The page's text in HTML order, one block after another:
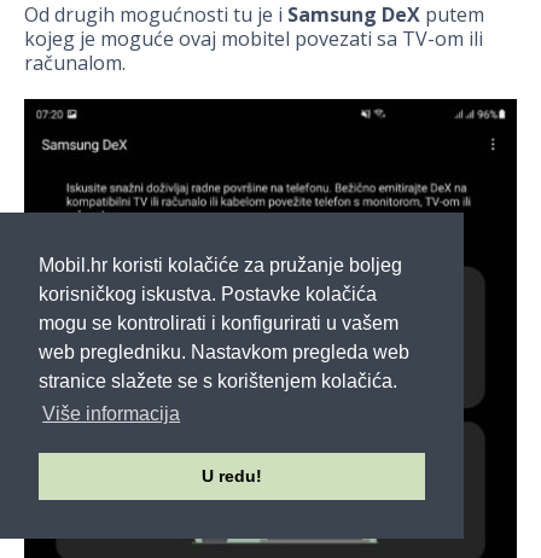
Mobil.hr koristi kolačiće za pružanje boljeg
korisničkog iskustva. Postavke kolačića
mogu se kontrolirati i konfigurirati u vašem
web pregledniku. Nastavkom pregleda web
stranice slažete se s korištenjem kolačića.
Više informacija
U redu!
Od drugih mogućnosti tu je i Samsung DeX putem
kojeg je moguće ovaj mobitel povezati sa TV-om ili
računalom.